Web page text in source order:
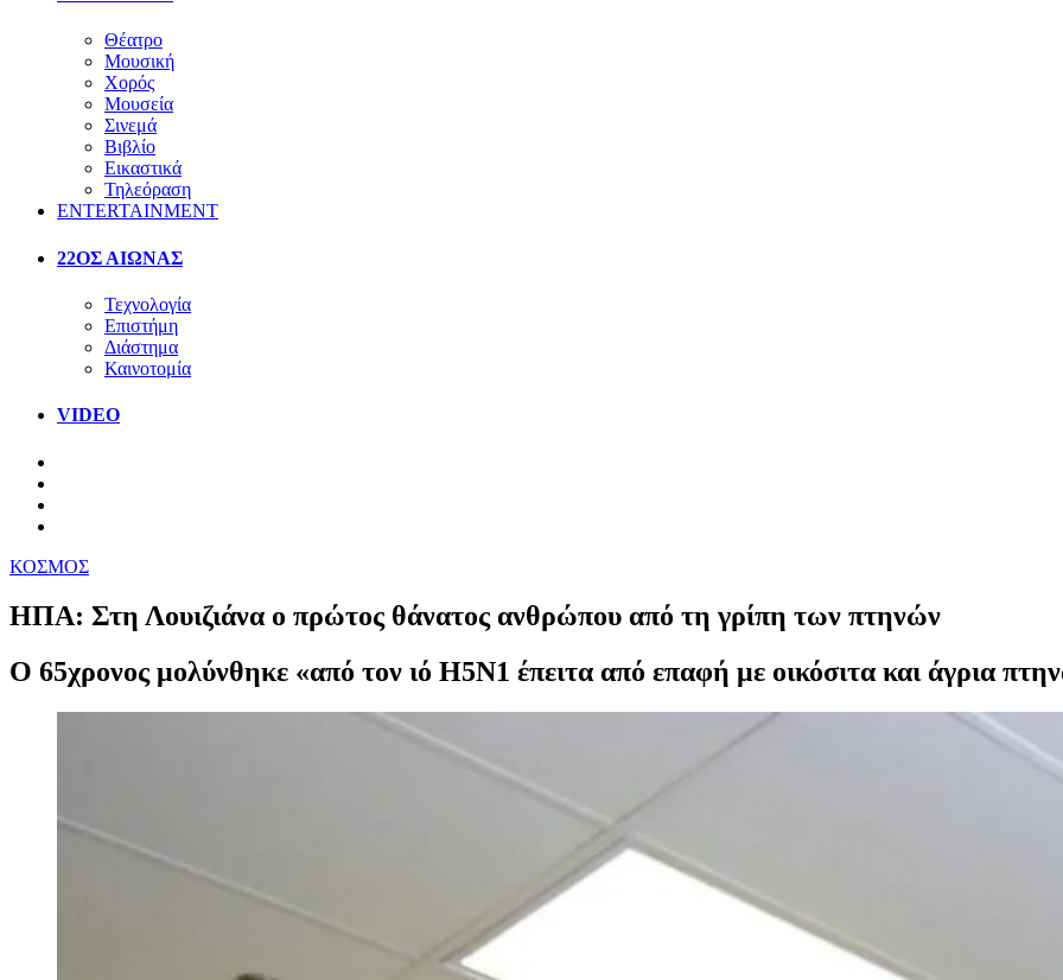
Θέατρο
Μουσική
Χορός
Μουσεία
Σινεμά
Βιβλίο
Εικαστικά
Τηλεόραση
ENTERTAINMENT
22ΟΣ ΑΙΩΝΑΣ
Τεχνολογία
Επιστήμη
Διάστημα
Καινοτομία
VIDEO
ΚΟΣΜΟΣ
ΗΠΑ: Στη Λουιζιάνα ο πρώτος θάνατος ανθρώπου από τη γρίπη των πτηνών
Ο 65χρονος μολύνθηκε «από τον ιό H5N1 έπειτα από επαφή με οικόσιτα και άγρια